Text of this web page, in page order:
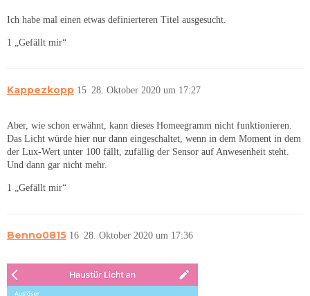
Ich habe mal einen etwas definierteren Titel ausgesucht.
1 „Gefällt mir“
Kappezkopp 28. Oktober 2020 um 17:27
15
Aber, wie schon erwähnt, kann dieses Homeegramm nicht funktionieren.
Das Licht würde hier nur dann eingeschaltet, wenn in dem Moment in dem
der Lux-Wert unter 100 fällt, zufällig der Sensor auf Anwesenheit steht.
Und dann gar nicht mehr.
1 „Gefällt mir“
Benno0815 28. Oktober 2020 um 17:36
16